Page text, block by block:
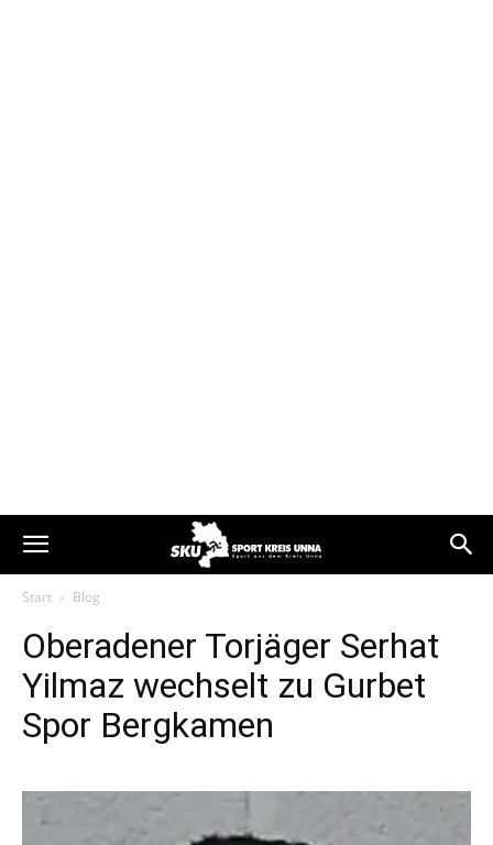
Start Blog
Oberadener Torjäger Serhat
Yilmaz wechselt zu Gurbet
Spor Bergkamen